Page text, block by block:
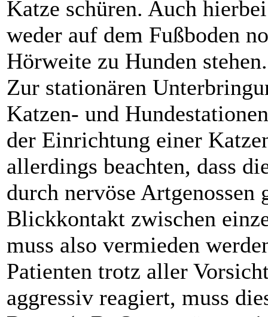
Katze schüren. Auch
weder auf dem Fußboden
Hörweite zu Hunden stehen.
Zur stationären
Katzen- und
der Einrichtung einer
allerdings beachten, dass
durch nervöse Artgenossen
Blickkontakt zwischen
muss also vermieden
Patienten trotz aller
aggressiv reagiert, muss